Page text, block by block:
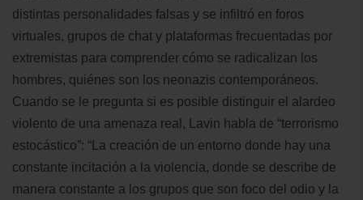
distintas personalidades falsas y se infiltró en foros
virtuales, grupos de chat y plataformas frecuentadas por
extremistas para comprender cómo se radicalizan los
hombres, quiénes son los neonazis contemporáneos.
Cuando se le pregunta si es posible distinguir el alardeo
violento de una amenaza real, Lavin habla de “terrorismo
estocástico”: “La creación de un entorno donde hay una
constante incitación a la violencia, donde se describe de
manera constante a los grupos que son foco del odio y la